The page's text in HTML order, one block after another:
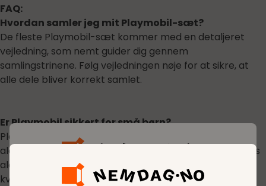
Få mer ut av hverdagen med vårt medlemskap.
FAQ:
Hvordan samler jeg mit Playmobil-sæt?
De fleste Playmobil-sæt kommer med en detaljeret
vejledning, som nemt guider dig gennem
samlingstrinene. Følg vejledningen nøje for at sikre, at
alle dele bliver korrekt samlet.
Er Playmobil sikkert for små børn?
Playmobil tilbyder sæt tilpasset forskellige
aldersgrupper. Vælg sæt, der er passende for dit barns
alder for at sikre sikker leg. Mindre dele kan udgøre en
kvælningsrisiko for meget små børn.